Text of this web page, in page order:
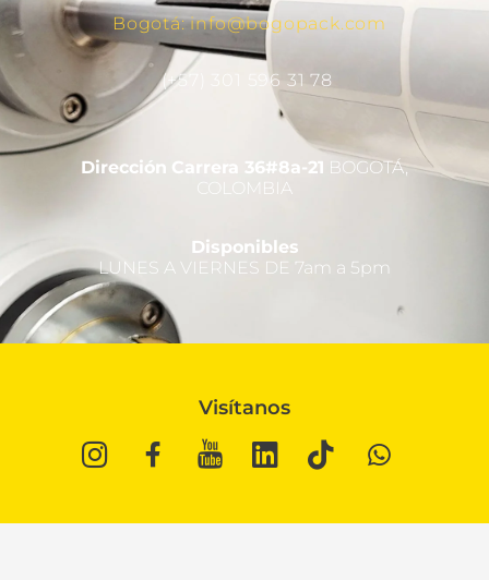
Bogotá: info@bogopack.com
(+57) 301 596 31 78
Dirección Carrera 36#8a-21 BOGOTÁ,
COLOMBIA
Disponibles
LUNES A VIERNES DE 7am a 5pm
Visítanos